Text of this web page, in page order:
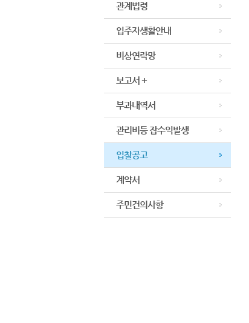
관계법령
입주자생활안내
비상연락망
보고서 +
부과내역서
관리비등 잡수익발생
입찰공고
계약서
주민건의사항